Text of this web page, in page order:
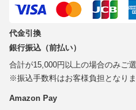
代金引換
銀行振込（前払い）
合計が15,000円以上の場合のみご
※振込手数料はお客様負担となりま
Amazon Pay